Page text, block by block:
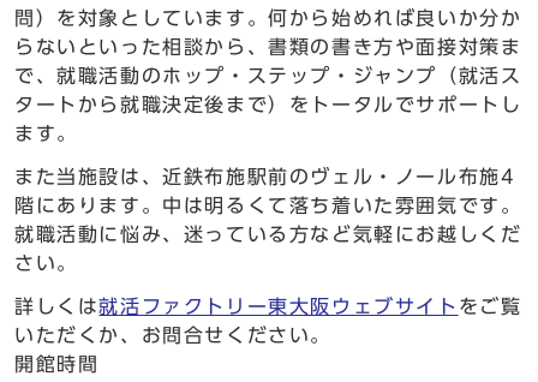
問）を対象としています。何から始めれば良いか分か
らないといった相談から、書類の書き方や面接対策ま
で、就職活動のホップ・ステップ・ジャンプ（就活ス
タートから就職決定後まで）をトータルでサポートし
ます。
また当施設は、近鉄布施駅前のヴェル・ノール布施4
階にあります。中は明るくて落ち着いた雰囲気です。
就職活動に悩み、迷っている方など気軽にお越しくだ
さい。
詳しくは就活ファクトリー東大阪ウェブサイト をご覧
いただくか、お問合せください。
開館時間